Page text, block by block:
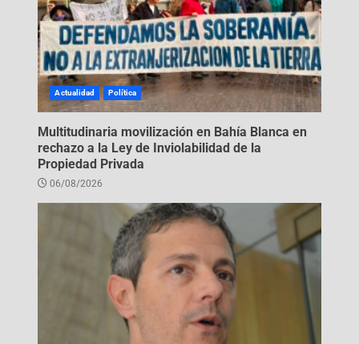
Actualidad Política
Multitudinaria movilización en Bahía Blanca en
rechazo a la Ley de Inviolabilidad de la
Propiedad Privada
06/08/2026